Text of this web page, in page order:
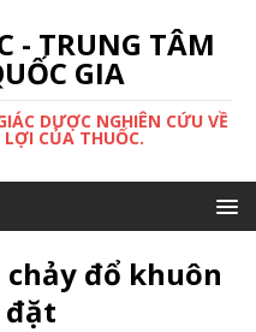
- TRUNG TÂM
GIA
DƯỢC NGHIÊN CỨU VỀ
CỦA THUỐC.
đổ khuôn
đặt